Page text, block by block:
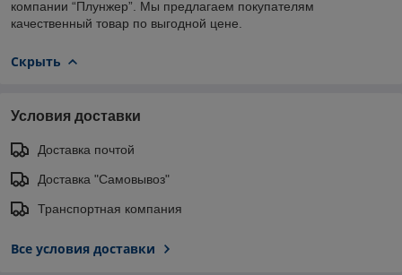
компании “Плунжер”. Мы предлагаем покупателям
качественный товар по выгодной цене.
Скрыть
Условия доставки
Доставка почтой
Доставка "Самовывоз"
Транспортная компания
Все условия доставки